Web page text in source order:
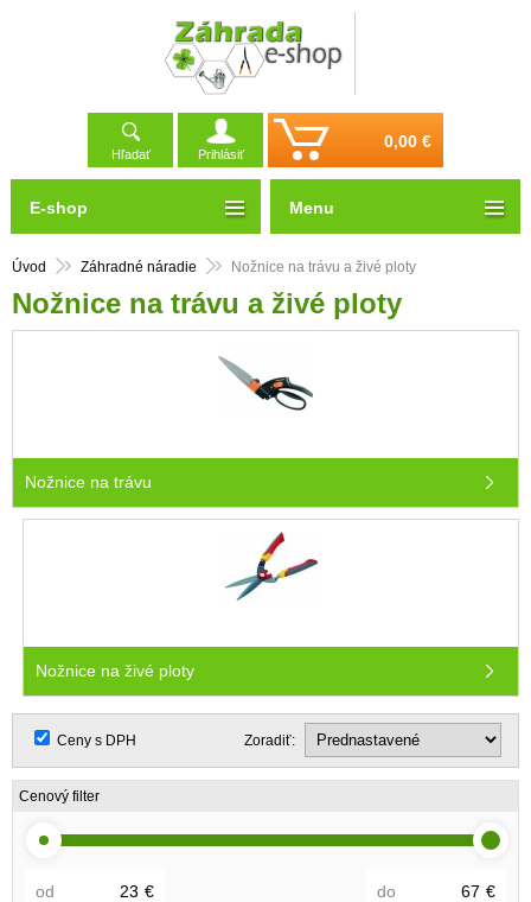
Hľadať Prihlásiť
0,00 €
Úvod Záhradné náradie Nožnice na trávu a živé ploty
Nožnice na trávu a živé ploty
Nožnice na trávu
Nožnice na živé ploty
Ceny s DPH Zoradiť:
Cenový filter
od € do €
E-shop Menu